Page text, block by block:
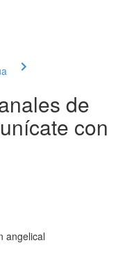
de
con
angelical